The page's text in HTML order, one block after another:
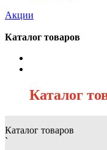
Акции
Каталог товаров
Каталог
Каталог товаров
`